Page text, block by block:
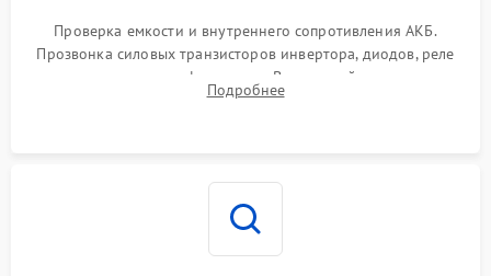
Проверка емкости и внутреннего сопротивления АКБ.
Прозвонка силовых транзисторов инвертора, диодов, реле
переключения и трансформатора. Визуальный поиск вздутых
конденсаторов и прогаров на печатной плате.
Подробнее